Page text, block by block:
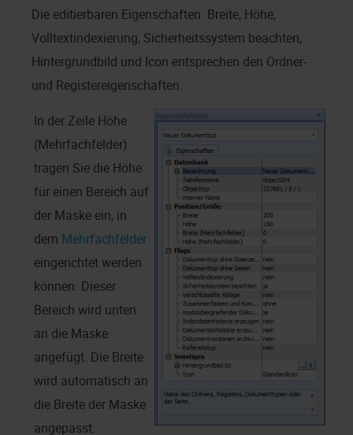
Die editierbaren Eigenschaften: Breite, Höhe,
Volltextindexierung, Sicherheitssystem beachten,
Hintergrundbild und Icon entsprechen den Ordner-
und Registereigenschaften.
In der Zeile Höhe
(Mehrfachfelder)
tragen Sie die Höhe
für einen Bereich auf
der Maske ein, in
dem Mehrfachfelder
eingerichtet werden
können. Dieser
Bereich wird unten
an die Maske
angefügt. Die Breite
wird automatisch an
die Breite der Maske
angepasst.